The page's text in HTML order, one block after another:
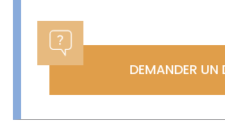
DEMANDER UN